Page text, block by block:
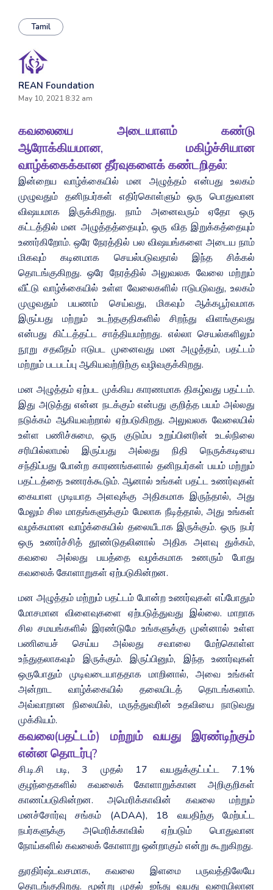
Tamil
REAN Foundation
May 10, 2021 8:32 am
கவலையை அடையாளம் கண்டு
ஆரோக்கியமான, மகிழ்ச்சியான
வாழ்க்கைக்கான தீர்வுகளைக் கண்டறிதல்:
இன்றைய வாழ்க்கையில் மன அழுத்தம் என்பது உலகம்
முழுவதும் தனிநபர்கள் எதிர்கொள்ளும் ஒரு பொதுவான
விஷயமாக இருக்கிறது. நாம் அனைவரும் ஏதோ ஒரு
கட்டத்தில் மன அழுத்தத்தையும், ஒரு வித இறுக்கத்தையும்
உணர்கிறோம். ஒரே நேரத்தில் பல விஷயங்களை அடைய நாம்
மிகவும் கடினமாக செயல்படுவதால் இந்த சிக்கல்
தொடங்குகிறது. ஒரே நேரத்தில் அலுவலக வேலை மற்றும்
வீட்டு வாழ்க்கையில் உள்ள வேலைகளில் ஈடுபடுவது, உலகம்
முழுவதும் பயணம் செய்வது, மிகவும் ஆக்கபூர்வமாக
இருப்பது மற்றும் உடற்தகுதிகளில் சிறந்து விளங்குவது
என்பது கிட்டத்தட்ட சாத்தியமற்றது. எல்லா செயல்களிலும்
நூறு சதவீதம் ஈடுபட முனைவது மன அழுத்தம், பதட்டம்
மற்றும் படபடப்பு ஆகியவற்றிற்கு வழிவகுக்கிறது.
மன அழுத்தம் ஏற்பட முக்கிய காரணமாக திகழ்வது பதட்டம்.
இது அடுத்து என்ன நடக்கும் என்பது குறித்த பயம் அல்லது
நடுக்கம் ஆகியவற்றால் ஏற்படுகிறது. அலுவலக வேலையில்
உள்ள பணிச்சுமை, ஒரு குடும்ப உறுப்பினரின் உடல்நிலை
சரியில்லாமல் இருப்பது அல்லது நிதி நெருக்கடியை
சந்திப்பது போன்ற காரணங்களால் தனிநபர்கள் பயம் மற்றும்
பதட்டத்தை உணரக்கூடும். ஆனால் உங்கள் பதட்ட உணர்வுகள்
கையாள முடியாத அளவுக்கு அதிகமாக இருந்தால், அது
மேலும் சில மாதங்களுக்கும் மேலாக நீடித்தால், அது உங்கள்
வழக்கமான வாழ்க்கையில் தலையீடாக இருக்கும். ஒரு நபர்
ஒரு உணர்ச்சித் தூண்டுதலினால் அதிக அளவு துக்கம்,
கவலை அல்லது பயத்தை வழக்கமாக உணரும் போது
கவலைக் கோளாறுகள் ஏற்படுகின்றன.
மன அழுத்தம் மற்றும் பதட்டம் போன்ற உணர்வுகள் எப்போதும்
மோசமான விளைவுகளை ஏற்படுத்துவது இல்லை. மாறாக
சில சமயங்களில் இரண்டுமே உங்களுக்கு முன்னால் உள்ள
பணியைச் செய்ய அல்லது சவாலை மேற்கொள்ள
உந்துதலாகவும் இருக்கும். இருப்பினும், இந்த உணர்வுகள்
ஒருபோதும் முடிவடையாததாக மாறினால், அவை உங்கள்
அன்றாட வாழ்க்கையில் தலையிடத் தொடங்கலாம்.
அவ்வாறான நிலையில், மருத்துவரின் உதவியை நாடுவது
முக்கியம்.
கவலை(பதட்டம்) மற்றும் வயது இரண்டிற்கும்
என்ன தொடர்பு?
சி.டி.சி படி, 3 முதல் 17 வயதுக்குட்பட்ட 7.1%
குழந்தைகளில் கவலைக் கோளாறுக்கான அறிகுறிகள்
காணப்படுகின்றன. அமெரிக்காவின் கவலை மற்றும்
மனச்சோர்வு சங்கம் (ADAA), 18 வயதிற்கு மேற்பட்ட
நபர்களுக்கு அமெரிக்காவில் ஏற்படும் பொதுவான
நோய்களில் கவலைக் கோளாறு ஒன்றாகும் என்று கூறுகிறது.
துரதிர்ஷ்டவசமாக, கவலை இளமை பருவத்திலேயே
தொடங்குகிறது. மூன்று முதல் ஐந்து வயது வரையிலான